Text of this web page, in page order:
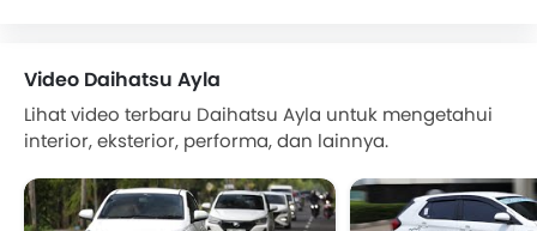
Video Daihatsu Ayla
Lihat video terbaru Daihatsu Ayla untuk mengetahui
interior, eksterior, performa, dan lainnya.